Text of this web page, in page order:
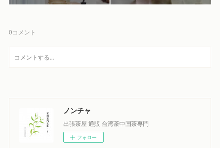
0コメント
ノンチャ
出張茶屋 通販 台湾茶中国茶専門
フォロー